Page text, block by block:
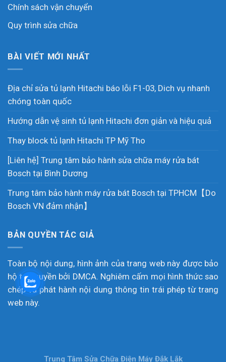
Chính sách vận chuyển
Quy trình sửa chữa
BÀI VIẾT MỚI NHẤT
Địa chỉ sửa tủ lạnh Hitachi báo lỗi F1-03, Dich vụ nhanh
chóng toàn quốc
Hướng dẫn vệ sinh tủ lạnh Hitachi đơn giản và hiệu quả
Thay block tủ lạnh Hitachi TP Mỹ Tho
[Liên hệ] Trung tâm bảo hành sửa chữa máy rửa bát
Bosch tại Bình Dương
Trung tâm bảo hành máy rửa bát Bosch tại TPHCM【Do
Bosch VN đảm nhận】
BẢN QUYỀN TÁC GIẢ
Toàn bộ nội dung, hình ảnh của trang web này được bảo
hộ tác quyền bởi DMCA. Nghiêm cấm mọi hình thức sao
chép và phát hành nội dung thông tin trái phép từ trang
web này.
Trung Tâm Sửa Chữa Điện Máy Đắk Lắk